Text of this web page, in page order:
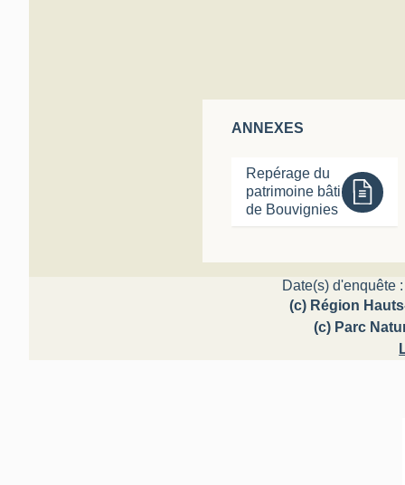
ANNEXES
Repérage du
patrimoine bâti
de Bouvignies
Date(s) d'enquête
(c) Région
(c) Parc